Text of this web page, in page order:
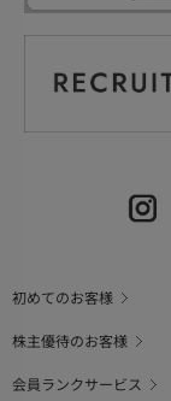
初めてのお客様
株主優待のお客様
会員ランクサービス